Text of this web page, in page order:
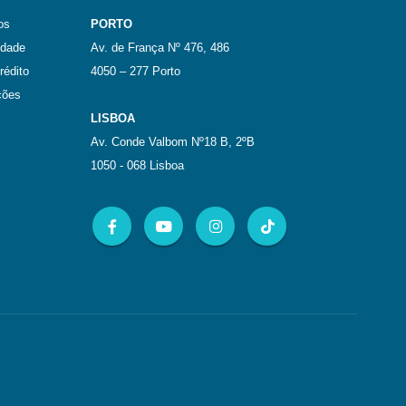
PORTO
Av. de França Nº 476, 486
4050 – 277 Porto
LISBOA
Av. Conde Valbom Nº18 B, 2ºB
1050 - 068 Lisboa